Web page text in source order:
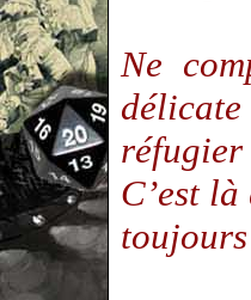
Ne
C’est